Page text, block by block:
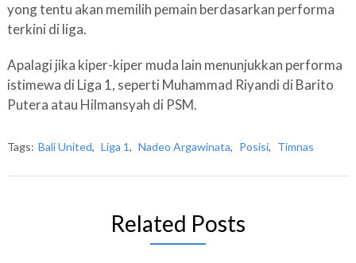
yong tentu akan memilih pemain berdasarkan performa
terkini di liga.
Apalagi jika kiper-kiper muda lain menunjukkan performa
istimewa di Liga 1, seperti Muhammad Riyandi di Barito
Putera atau Hilmansyah di PSM.
Tags: Bali United, Liga 1, Nadeo Argawinata, Posisi, Timnas
Related Posts